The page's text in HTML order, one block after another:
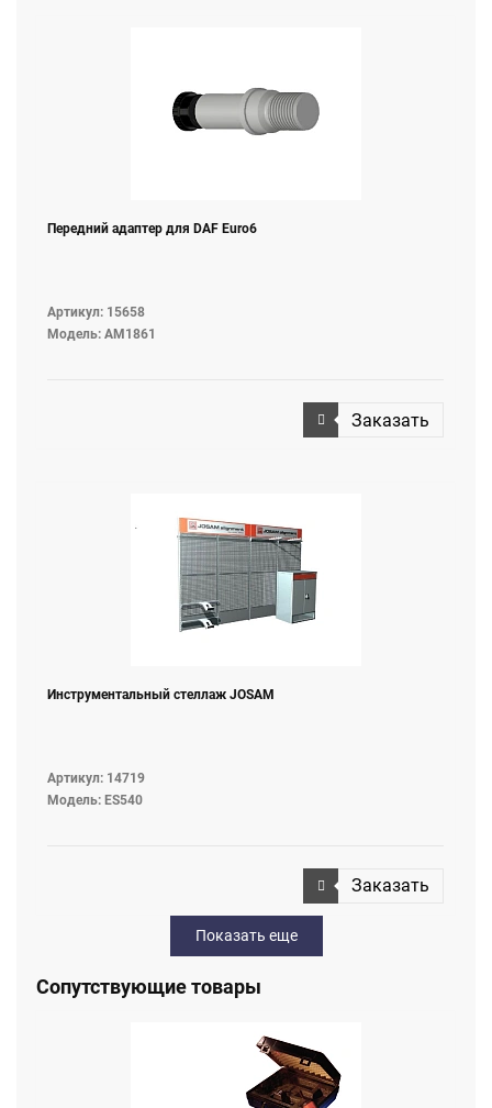
Передний адаптер для DAF Euro6
Артикул: 15658
Модель: AM1861
Заказать
Инструментальный стеллаж JOSAM
Артикул: 14719
Модель: ES540
Заказать
Показать еще
Сопутствующие товары